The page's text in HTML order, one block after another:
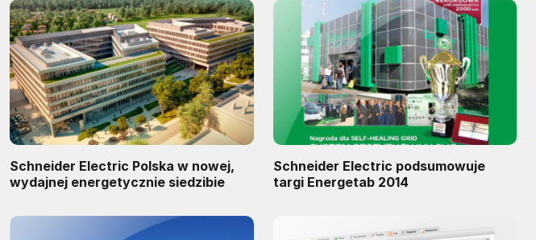
Schneider Electric Polska w nowej,
wydajnej energetycznie siedzibie
Schneider Electric podsumowuje
targi Energetab 2014